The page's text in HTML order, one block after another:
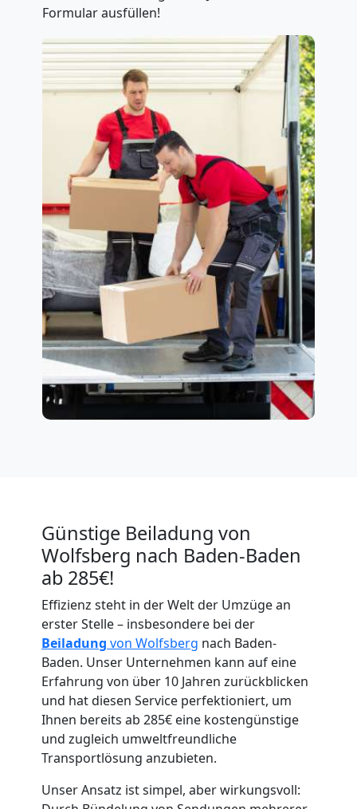
Formular ausfüllen!
Günstige Beiladung von
Wolfsberg nach Baden-Baden
ab 285€!
Effizienz steht in der Welt der Umzüge an
erster Stelle – insbesondere bei der
Beiladung von Wolfsberg nach Baden-
Baden. Unser Unternehmen kann auf eine
Erfahrung von über 10 Jahren zurückblicken
und hat diesen Service perfektioniert, um
Ihnen bereits ab 285€ eine kostengünstige
und zugleich umweltfreundliche
Transportlösung anzubieten.
Unser Ansatz ist simpel, aber wirkungsvoll:
Umzugshelfer
Wolfsberg
Möbeltaxi
Wolfsberg
Kleintransport